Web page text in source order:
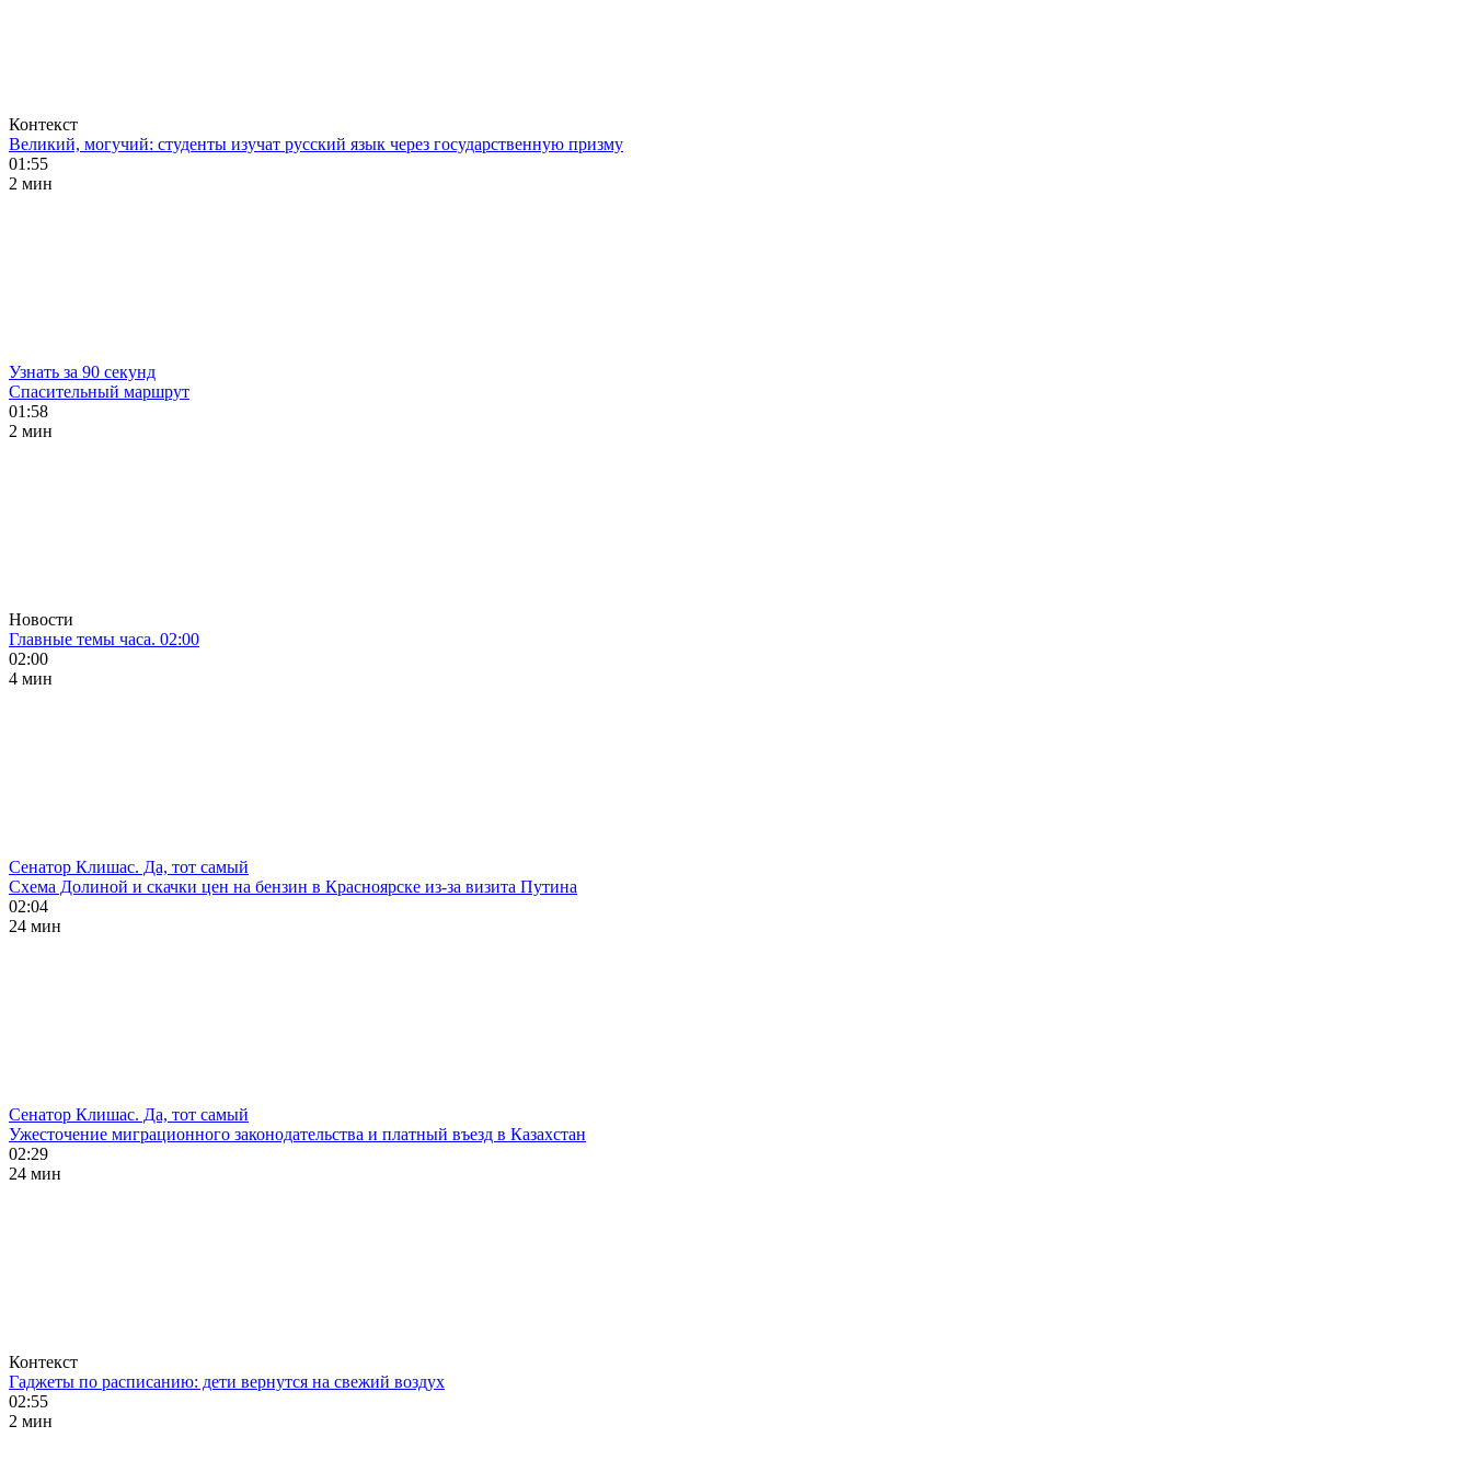
Контекст
Великий, могучий: студенты изучат русский язык через государственную призму
01:55
2 мин
Узнать за 90 секунд
Спасительный маршрут
01:58
2 мин
Новости
Главные темы часа. 02:00
02:00
4 мин
Сенатор Клишас. Да, тот самый
Схема Долиной и скачки цен на бензин в Красноярске из-за визита Путина
02:04
24 мин
Сенатор Клишас. Да, тот самый
Ужесточение миграционного законодательства и платный въезд в Казахстан
02:29
24 мин
Контекст
Гаджеты по расписанию: дети вернутся на свежий воздух
02:55
2 мин